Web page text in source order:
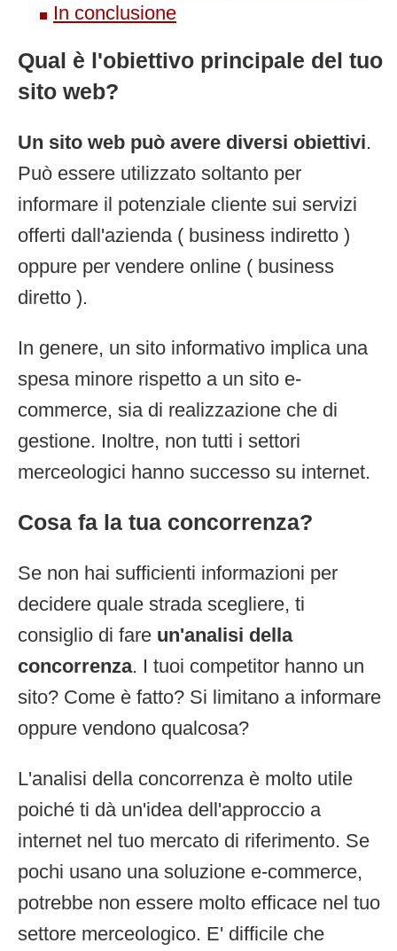
In conclusione
Qual è l'obiettivo principale del tuo
sito web?
Un sito web può avere diversi obiettivi.
Può essere utilizzato soltanto per
informare il potenziale cliente sui servizi
offerti dall'azienda ( business indiretto )
oppure per vendere online ( business
diretto ).
In genere, un sito informativo implica una
spesa minore rispetto a un sito e-
commerce, sia di realizzazione che di
gestione. Inoltre, non tutti i settori
merceologici hanno successo su internet.
Cosa fa la tua concorrenza?
Se non hai sufficienti informazioni per
decidere quale strada scegliere, ti
consiglio di fare un'analisi della
concorrenza. I tuoi competitor hanno un
sito? Come è fatto? Si limitano a informare
oppure vendono qualcosa?
L'analisi della concorrenza è molto utile
poiché ti dà un'idea dell'approccio a
internet nel tuo mercato di riferimento. Se
pochi usano una soluzione e-commerce,
potrebbe non essere molto efficace nel tuo
settore merceologico. E' difficile che